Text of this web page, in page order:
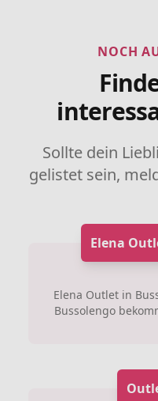
NOCH
Sollte dein
gelistet sein,
Elena
Elena Outlet in
Bussolengo